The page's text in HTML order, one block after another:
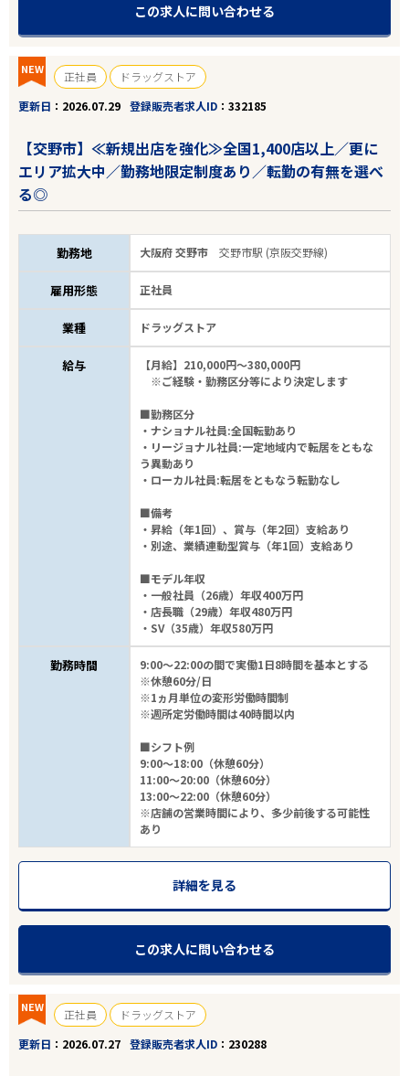
交野市
業種
雇用形態
こだわり条件
フリーワード
8 件から検索する
この求人に問い合わせる
NEW 正社員
ドラッグストア
更新日
2026.07.29 登録販売者求人ID 332185
【交野市】≪新規出店を強化≫全国1,400店以上／更に
エリア拡大中／勤務地限定制度あり／転勤の有無を選べ
る◎
勤務地 大阪府 交野市交野市駅 (京阪交野線)
雇用形態 正社員
業種 ドラッグストア
給与
【月給】210,000円～380,000円
※ご経験・勤務区分等により決定します
■勤務区分
・ナショナル社員:全国転勤あり
・リージョナル社員:一定地域内で転居をともな
う異動あり
・ローカル社員:転居をともなう転勤なし
■備考
・昇給（年1回）、賞与（年2回）支給あり
・別途、業績連動型賞与（年1回）支給あり
■モデル年収
・一般社員（26歳）年収400万円
・店長職（29歳）年収480万円
・SV（35歳）年収580万円
勤務時間
9:00～22:00の間で実働1日8時間を基本とする
※休憩60分/日
※1ヵ月単位の変形労働時間制
※週所定労働時間は40時間以内
■シフト例
9:00～18:00（休憩60分）
11:00～20:00（休憩60分）
13:00～22:00（休憩60分）
※店舗の営業時間により、多少前後する可能性
あり
詳細を見る
この求人に問い合わせる
NEW 正社員
ドラッグストア
更新日
2026.07.27 登録販売者求人ID 230288